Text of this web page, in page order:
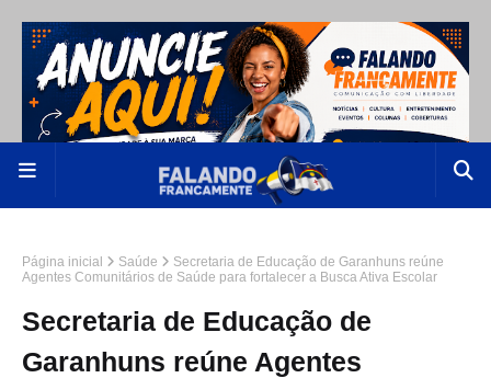
Página inicial Saúde
Secretaria de Educação de Garanhuns reúne
Agentes Comunitários de Saúde para fortalecer a Busca Ativa Escolar
Secretaria de Educação de
Garanhuns reúne Agentes